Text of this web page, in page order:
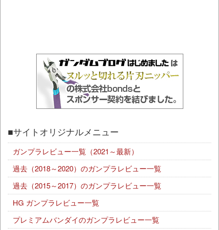
■サイトオリジナルメニュー
ガンプラレビュー一覧（2021～最新）
過去（2018～2020）のガンプラレビュー一覧
過去（2015～2017）のガンプラレビュー一覧
HG ガンプラレビュー一覧
プレミアムバンダイのガンプラレビュー一覧